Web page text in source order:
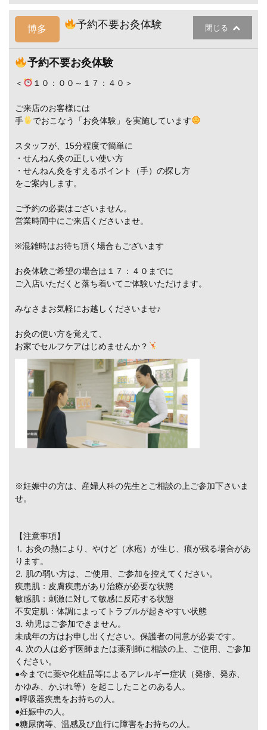
博多 予約不要お灸体験 閉じる
予約不要お灸体験
＜ １０：００～１７：４０＞
ご来店のお客様には
手
でおこなう「お灸体験」を実施しています
スタッフが、15分程度で簡単に
・せんねん灸の正しい使い方
・せんねん灸をすえるポイント（手）の探し方
をご案内します。
ご予約の必要はございません。
営業時間中にご来店くださいませ。
※混雑時はお待ち頂く場合もございます
お灸体験ご希望の場合は１７：４０までに
ご入店いただくと落ち着いてご体験いただけます。
みなさまお気軽にお越しくださいませ♪
お灸の使い方を覚えて、
お家でセルフケアはじめませんか？
※妊娠中の方は、産婦人科の先生とご相談の上ご参加下さいま
せ。
【注意事項】
⒈ お灸の熱により、やけど（水疱）が生じ、痕が残る場合があ
ります。
⒉ 肌の弱い方は、ご使用、ご参加を控えてください。
疾患肌：皮膚疾患があり治療が必要な状態
敏感肌：刺激に対して敏感に反応する状態
不安定肌：体調によってトラブルが起きやすい状態
⒊ 幼児はご参加できません。
未成年の方はお申し出ください。保護者の同意が必要です。
⒋ 次の人は必ず医師または薬剤師に相談の上、ご使用、ご参加
ください。
●今までに薬や化粧品等によるアレルギー症状（発疹、発赤、
かゆみ、かぶれ等）を起こしたことのある人。
●呼吸器疾患をお持ちの人。
●妊娠中の人。
●糖尿病等、温感及び血行に障害をお持ちの人。